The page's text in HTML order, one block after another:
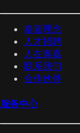
泰嘉理念
人才招聘
人在泰嘉
联系我们
合作伙伴
服务中心